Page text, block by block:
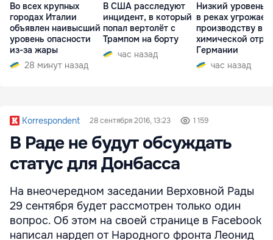
Во всех крупных
городах Италии
объявлен наивысший
уровень опасности
из-за жары
28 минут назад
В США расследуют
инцидент, в который
попал вертолёт с
Трампом на борту
час назад
Низкий уровень
в реках угрожает
производству в
химической
Германии
час назад
Korrespondent 28 сентября 2016, 13:23 1 159
В Раде не будут обсуждать
статус для Донбасса
На внеочередном заседании Верховной Рады
29 сентября будет рассмотрен только один
вопрос. Об этом на своей странице в Facebook
написал нардеп от Народного фронта Леонид